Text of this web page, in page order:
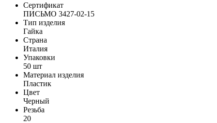
Сертификат
ПИСЬМО 3427-02-15
Тип изделия
Гайка
Страна
Италия
Упаковки
50 шт
Материал изделия
Пластик
Цвет
Черный
Резьба
20